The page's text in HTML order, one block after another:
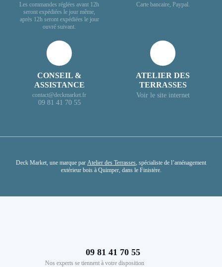
Les commandes réglées avant 12h
seront expédiées le jour même,
après 12h seront expédiées le jour
ouvré suivant.
Carte bancaire, Paypal.
CONSEIL &
ASSISTANCE
contact@deckmarket.fr
09 81 41 70 55
ATELIER DES
TERRASSES
Voir le site internet
Deck Market, une marque par Atelier des Terrasses , spécialiste de l’aménagement
extérieur bois à Quimper, dans le Finistère.
09 81 41 70 55
Nos experts se tiennent à votre disposition